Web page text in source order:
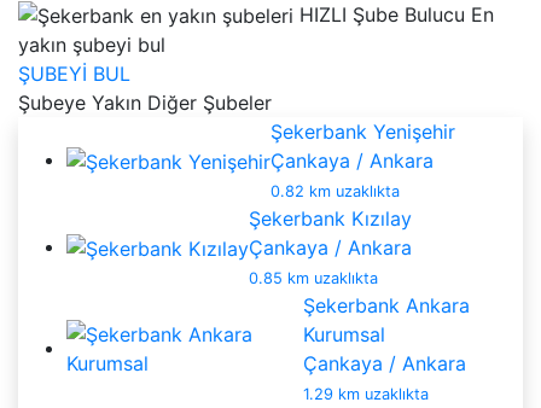
HIZLI Şube Bulucu En
yakın şubeyi bul
ŞUBEYİ BUL
Şubeye Yakın Diğer Şubeler
Şekerbank Yenişehir
Çankaya / Ankara
0.82 km uzaklıkta
Şekerbank Kızılay
Çankaya / Ankara
0.85 km uzaklıkta
Şekerbank Ankara
Kurumsal
Çankaya / Ankara
1.29 km uzaklıkta